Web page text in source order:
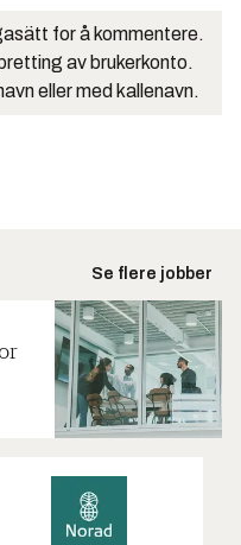
for å kommentere.
av brukerkonto.
eller med kallenavn.
Se flere jobber